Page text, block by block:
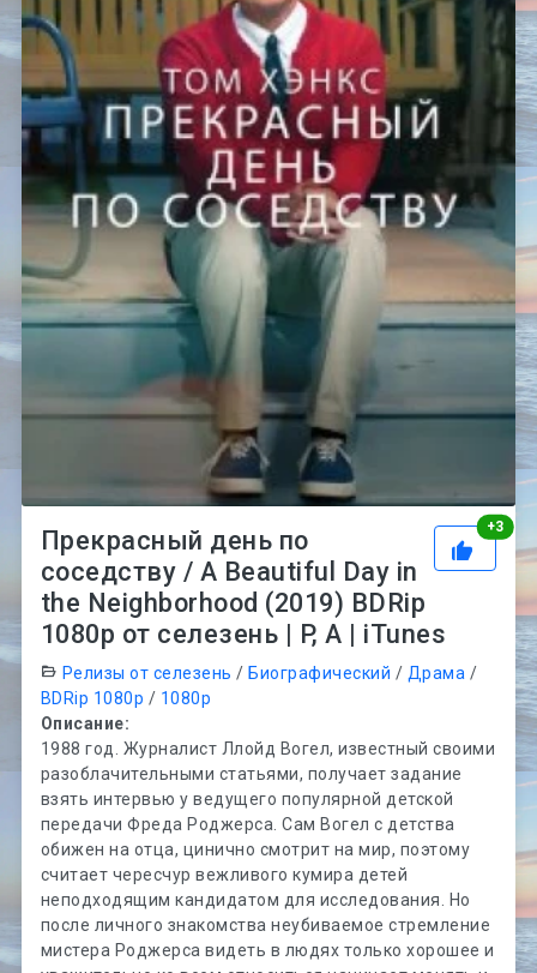
+3
Прекрасный день по
соседству / A Beautiful Day in
the Neighborhood (2019) BDRip
1080p от селезень | P, A | iTunes
Релизы от селезень / Биографический / Драма /
BDRip 1080p / 1080p
Описание:
1988 год. Журналист Ллойд Вогел, известный своими
разоблачительными статьями, получает задание
взять интервью у ведущего популярной детской
передачи Фреда Роджерса. Сам Вогел с детства
обижен на отца, цинично смотрит на мир, поэтому
считает чересчур вежливого кумира детей
неподходящим кандидатом для исследования. Но
после личного знакомства неубиваемое стремление
мистера Роджерса видеть в людях только хорошее и